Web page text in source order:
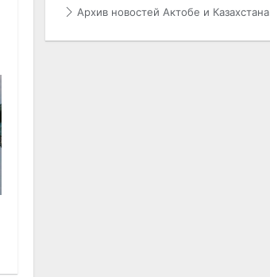
Архив новостей Актобе и Казахстана